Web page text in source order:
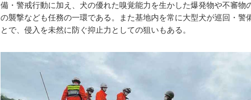
備・警戒行動に加え、犬の優れた嗅覚能力を生かした爆発物や不審物
の襲撃なども任務の一環である。また基地内を常に大型犬が巡回・警
とで、侵入を未然に防ぐ抑止力としての狙いもある。